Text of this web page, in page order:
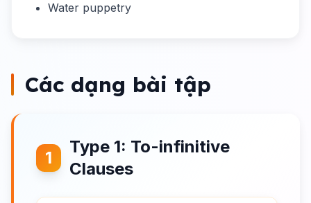
Water puppetry
Các dạng bài tập
1
Type 1: To-infinitive
Clauses